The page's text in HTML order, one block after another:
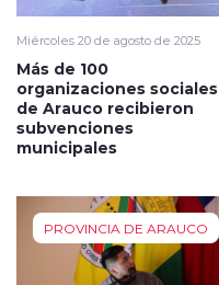
Miércoles 20 de agosto de 2025
Más de 100
organizaciones sociales
de Arauco recibieron
subvenciones
municipales
PROVINCIA DE ARAUCO